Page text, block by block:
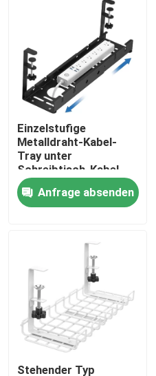
für zu Hause
Einzelstufige
Metalldraht-Kabel-
Tray unter
Schreibtisch-Kabel-
Management für Büro
und Zuhause
Anfrage absenden
Stehender Typ